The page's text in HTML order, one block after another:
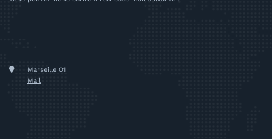
Marseille 01
Mail